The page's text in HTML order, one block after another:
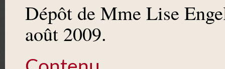
Dépôt de Mme Lise
août 2009.